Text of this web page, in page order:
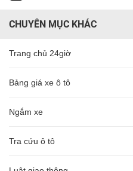
CHUYÊN MỤC KHÁC
Trang chủ 24giờ
Bảng giá xe ô tô
Ngắm xe
Tra cứu ô tô